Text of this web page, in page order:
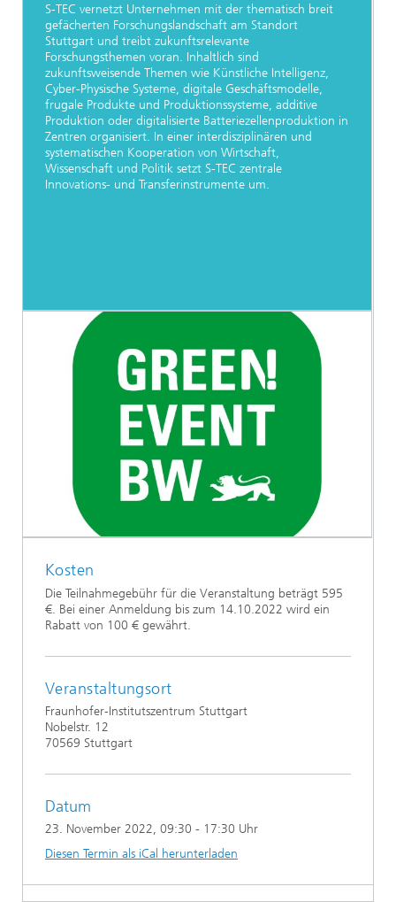
S-TEC vernetzt Unternehmen mit der thematisch breit
gefächerten Forschungslandschaft am Standort
Stuttgart und treibt zukunftsrelevante
Forschungsthemen voran. Inhaltlich sind
zukunftsweisende Themen wie Künstliche Intelligenz,
Cyber-Physische Systeme, digitale Geschäftsmodelle,
frugale Produkte und Produktionssysteme, additive
Produktion oder digitalisierte Batteriezellenproduktion in
Zentren organisiert. In einer interdisziplinären und
systematischen Kooperation von Wirtschaft,
Wissenschaft und Politik setzt S-TEC zentrale
Innovations- und Transferinstrumente um.
Kosten
Die Teilnahmegebühr für die Veranstaltung beträgt 595
€. Bei einer Anmeldung bis zum 14.10.2022 wird ein
Rabatt von 100 € gewährt.
Veranstaltungsort
Fraunhofer-Institutszentrum Stuttgart
Nobelstr. 12
70569 Stuttgart
Datum
23. November 2022, 09:30 - 17:30 Uhr
Diesen Termin als iCal herunterladen